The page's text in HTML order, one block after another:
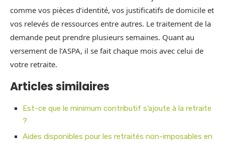
comme vos pièces d’identité, vos justificatifs de domicile et
vos relevés de ressources entre autres. Le traitement de la
demande peut prendre plusieurs semaines. Quant au
versement de l’ASPA, il se fait chaque mois avec celui de
votre retraite.
Articles similaires
Est-ce que le minimum contributif s’ajoute à la retraite
?
Aides disponibles pour les retraités non-imposables en